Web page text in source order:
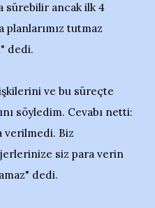
sürebilir ancak ilk 4
tutmaz
dedi.
ve bu süreçte
söyledim. Cevabı netti:
verilmedi. Biz
siz para verin
dedi.